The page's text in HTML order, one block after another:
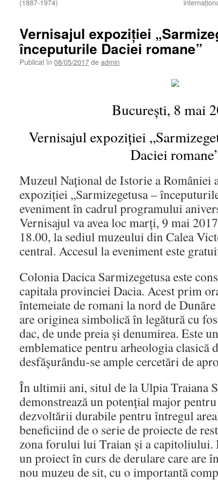
(1887-1974)
Vernisajul expoziției
începuturile Daciei romane”
Publicat în 08/05/2017deadmin
Bucureşti, 8 mai
Vernisajul expoziției
Daciei
Muzeul Naţional de Istorie a României
expoziției „Sarmizegetusa –
eveniment în cadrul programului
Vernisajul va avea loc marți, 9 mai
18.00, la sediul muzeului din Calea
central. Accesul la eveniment este
Colonia Dacica Sarmizegetusa este
capitala provinciei Dacia. Acest prim
întemeiate de romani la nord de
are originea simbolică în legătură cu
dac, de unde preia și denumirea. Este
emblematice pentru arheologia clasică
desfășurându-se ample cercetări de
În ultimii ani, situl de la Ulpia Traiana
demonstrează un potenţial major
dezvoltării durabile pentru întregul
beneficiind de o serie de proiecte de
zona forului lui Traian și a capitoliului.
un proiect în curs de derulare care are
nou muzeu de sit, cu o importantă